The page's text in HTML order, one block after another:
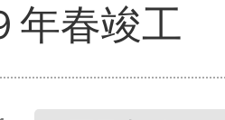
春竣工